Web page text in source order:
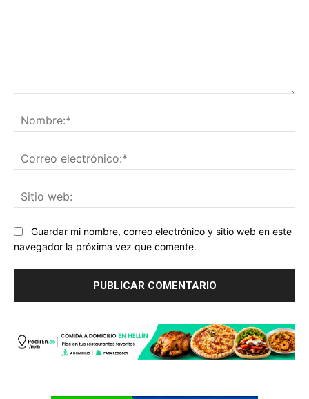
Guardar mi nombre, correo electrónico y sitio web en este
navegador la próxima vez que comente.